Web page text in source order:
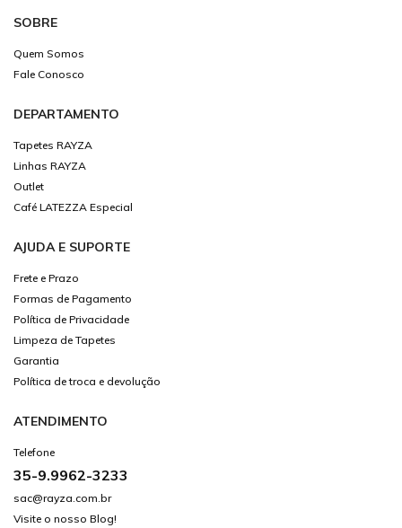
SOBRE
Quem Somos
Fale Conosco
DEPARTAMENTO
Tapetes RAYZA
Linhas RAYZA
Outlet
Café LATEZZA Especial
AJUDA E SUPORTE
Frete e Prazo
Formas de Pagamento
Política de Privacidade
Limpeza de Tapetes
Garantia
Política de troca e devolução
ATENDIMENTO
Telefone
35-9.9962-3233
sac@rayza.com.br
Visite o nosso Blog!